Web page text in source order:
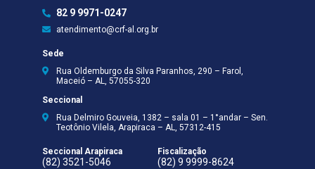
82 9 9971-0247
atendimento@crf-al.org.br
Sede
Rua Oldemburgo da Silva Paranhos, 290 – Farol,
Maceió – AL, 57055-320
Seccional
Rua Delmiro Gouveia, 1382 – sala 01 – 1°andar – Sen.
Teotônio Vilela, Arapiraca – AL, 57312-415
Seccional Arapiraca
(82) 3521-5046
Fiscalização
(82) 9 9999-8624